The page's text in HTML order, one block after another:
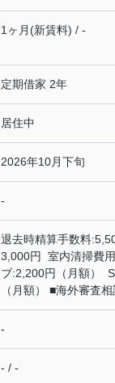
1ヶ月(新賃料) / -
定期借家 2年
居住中
2026年10月下旬
-
退去時精算手数料
3,000円 室内清掃費
ブ:2,200円（月額）
（月額） ■海外審査
-
- / -